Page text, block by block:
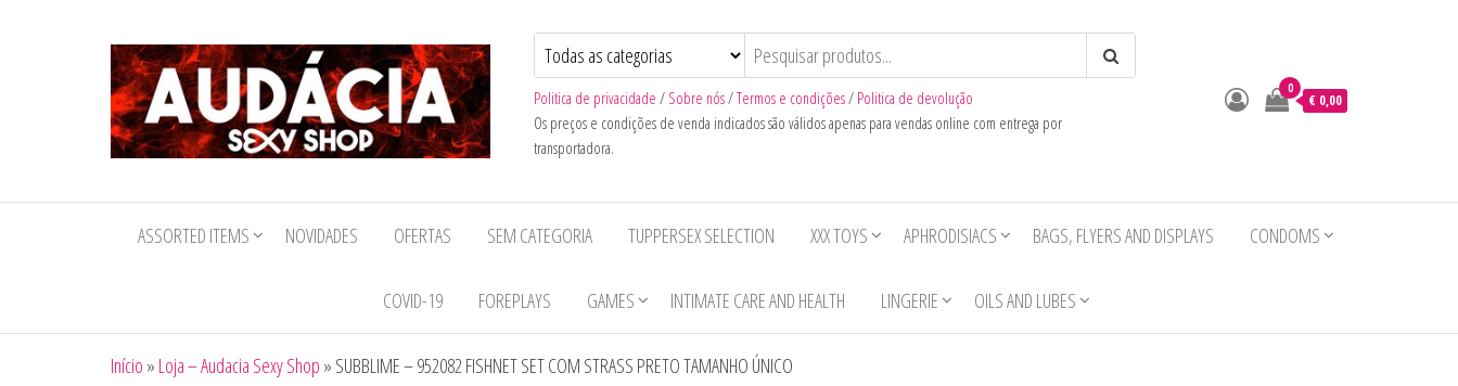
Sexy
Shop
Politica de privacidade / Sobre nós/Termos e condições/ Politica de devolução
Os preços e condições de venda indicados são válidos apenas para vendas online com entrega por
transportadora.
0
€ 0,00
ASSORTED ITEMS NOVIDADES OFERTAS SEM CATEGORIA TUPPERSEX SELECTION XXX TOYS APHRODISIACS BAGS, FLYERS AND DISPLAYS CONDOMS
COVID-19 FOREPLAYS GAMES INTIMATE CARE AND HEALTH LINGERIE OILS AND LUBES
Início » Loja – Audacia Sexy Shop » SUBBLIME – 952082 FISHNET SET COM STRASS PRETO TAMANHO ÚNICO